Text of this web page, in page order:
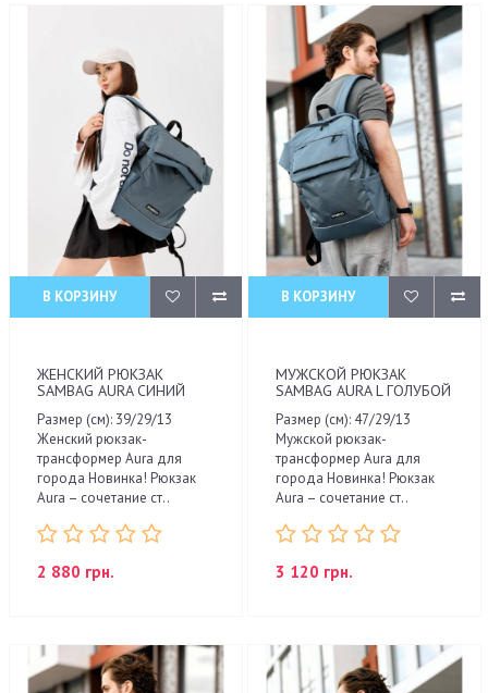
В КОРЗИНУ
ЖЕНСКИЙ РЮКЗАК
SAMBAG AURA СИНИЙ
Размер (см): 39/29/13
Женский рюкзак-
трансформер Aura для
города Новинка! Рюкзак
Aura – сочетание ст..
2 880 грн.
В КОРЗИНУ
МУЖСКОЙ РЮКЗАК
SAMBAG AURA L ГОЛУБОЙ
Размер (см): 47/29/13
Мужской рюкзак-
трансформер Aura для
города Новинка! Рюкзак
Aura – сочетание ст..
3 120 грн.